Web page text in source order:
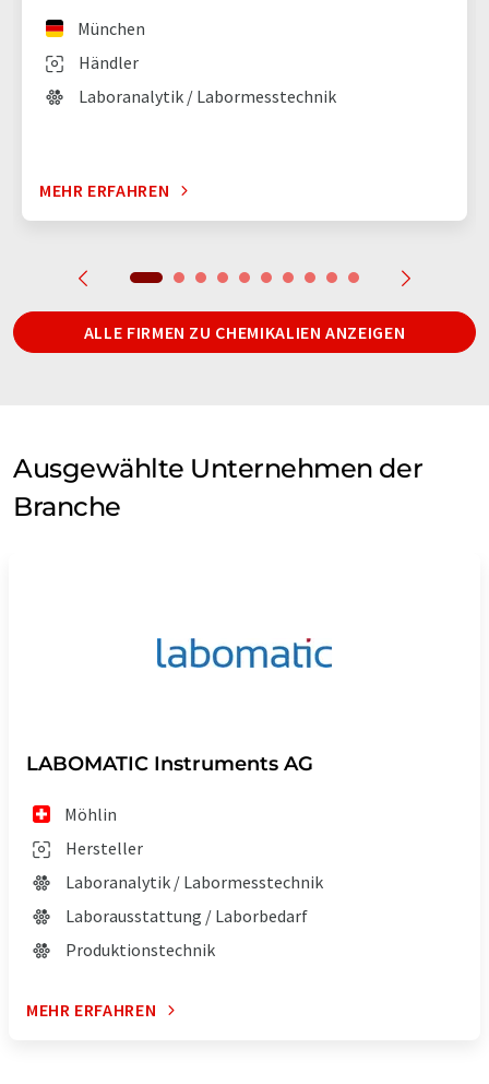
Händler
München
Laboranalytik / Labormesstechnik
MEHR ERFAHREN
ALLE FIRMEN ZU CHEMIKALIEN ANZEIGEN
Ausgewählte Unternehmen der
Branche
LABOMATIC Instruments AG
Möhlin
Hersteller
Laboranalytik / Labormesstechnik
Laborausstattung / Laborbedarf
Produktionstechnik
MEHR ERFAHREN